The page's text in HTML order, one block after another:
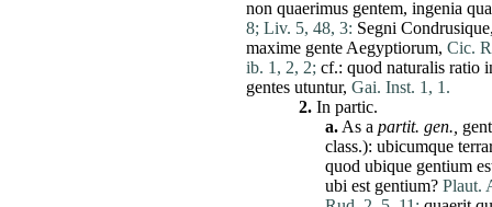
non quaerimus gentem, ingenia
8; Liv. 5, 48, 3: Segni Condrusique
maxime gente Aegyptiorum, Cic.
ib. 1, 2, 2; cf.: quod naturalis ratio
gentes utuntur, Gai. Inst. 1, 1.
2. In partic.
a. As a partit. gen.,
class.): ubicumque
quod ubique gentium
ubi est gentium? Plaut.